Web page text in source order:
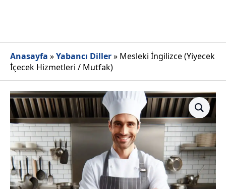
Anasayfa »Yabancı Diller» Mesleki İngilizce (Yiyecek
İçecek Hizmetleri / Mutfak)